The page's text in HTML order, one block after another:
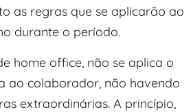
as regras que se aplicarão ao
durante o período.
home office, não se aplica o
ao colaborador, não havendo
extraordinárias. A princípio,